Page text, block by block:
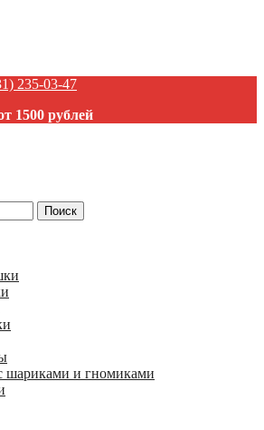
235-03-47
1500 рублей
Поиск
Поиск
шариками и гномиками